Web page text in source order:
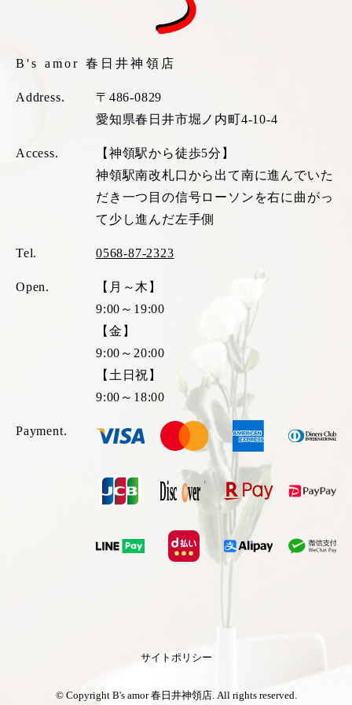
B's amor 春日井神領店
Address.
〒486-0829
愛知県春日井市堀ノ内町4-10-4
Access.
【神領駅から徒歩5分】
神領駅南改札口から出て南に進んでいた
だき一つ目の信号ローソンを右に曲がっ
て少し進んだ左手側
Tel. 0568-87-2323
Open.
【月～木】
9:00～19:00
【金】
9:00～20:00
【土日祝】
9:00～18:00
Payment.
サイトポリシー
© Copyright B's amor 春日井神領店. All rights reserved.